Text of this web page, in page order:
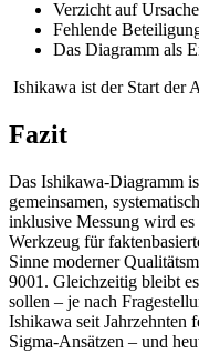
Verzicht auf
Fehlende
Das Diagramm als
Ishikawa ist der Start der
Fazit
Das Ishikawa-Diagramm
gemeinsamen,
inklusive Messung wird
Werkzeug für
Sinne moderner
9001. Gleichzeitig bleibt
sollen – je nach
Ishikawa seit Jahrzehnten
Sigma-Ansätzen – und